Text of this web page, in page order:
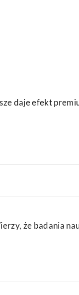
daje efekt
że badania